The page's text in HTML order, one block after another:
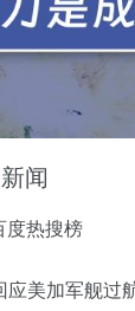
闻
度热搜榜
应美加军舰过